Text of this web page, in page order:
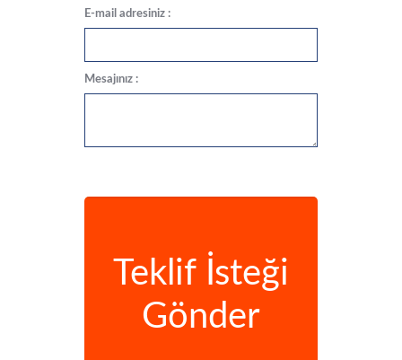
E-mail adresiniz :
Mesajınız :
Teklif İsteği
Gönder